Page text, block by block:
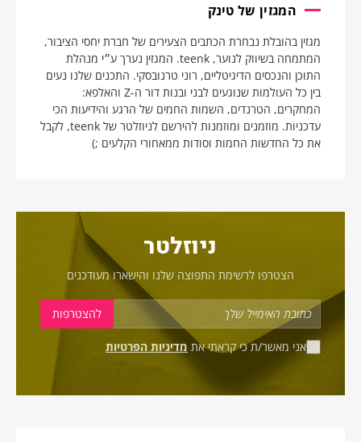
המגזין של טינק
מגזין בהובלת נבחרת הכתבים הצעירים של חברת יחסי הציבור,
המתמחה בשיווק לנוער, teenk. המגזין נערך ע״י מנהלת
התוכן והנכסים הדיגיטליים, רוני טרנובסקי. התכנים שלנו נעים
בין כל העולמות שנוגעים לבני ובנות דור ה-Z והאלפא:
המחקרים, הטרנדים, השמות החמים של הרגע והידיעות הכי
עדכניות. מוזמנים ומוזמנות להירשם לניוזלטר של teenk, לקבל
את כל החדשות החמות וסודות ממאחורי הקלעים ;)
ניוזלטר
הצטרפו לרשימת התפוצה שלנו והישארו מעודכנים
אני מאשר/ת כי קראתי את מדיניות הפרטיות